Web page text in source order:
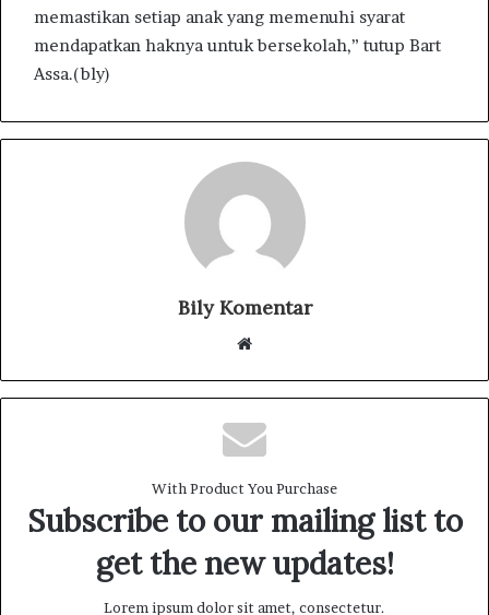
memastikan setiap anak yang memenuhi syarat
mendapatkan haknya untuk bersekolah,” tutup Bart
Assa.(bly)
Bily Komentar
b
s
i
With Product You Purchase
Subscribe to our mailing list to
get the new updates!
Lorem ipsum dolor sit amet, consectetur.